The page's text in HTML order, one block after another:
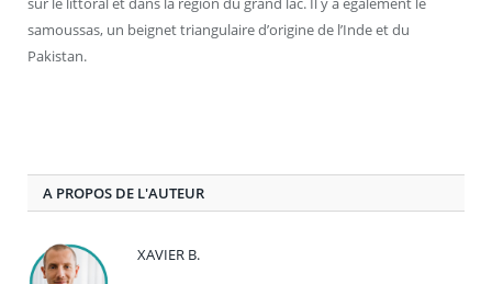
samoussas, un beignet triangulaire d’origine de l’Inde et du
Pakistan.
A PROPOS DE L'AUTEUR
XAVIER B.